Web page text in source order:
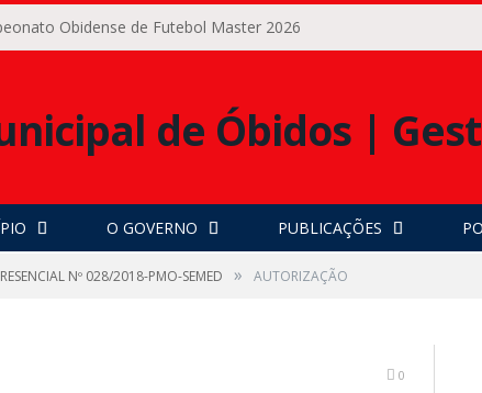
Obidense de Futebol Master 2026
O GOVERNO PUBLICAÇÕES
Nº 028/2018-PMO-SEMED » AUTORIZAÇÃO
0